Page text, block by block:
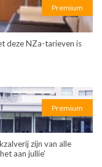
Premium
deze NZa-tarieven is
Premium
zijn van alle
aan jullie’